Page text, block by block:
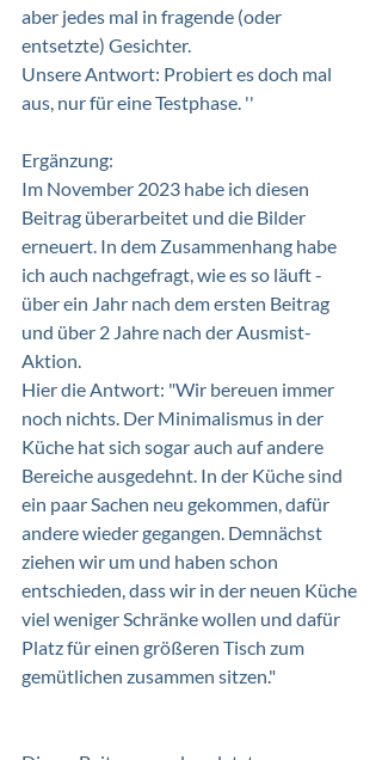
aber jedes mal in fragende (oder
entsetzte) Gesichter.
Unsere Antwort: Probiert es doch mal
aus, nur für eine Testphase. ''
Ergänzung:
Im November 2023 habe ich diesen
Beitrag überarbeitet und die Bilder
erneuert. In dem Zusammenhang habe
ich auch nachgefragt, wie es so läuft -
über ein Jahr nach dem ersten Beitrag
und über 2 Jahre nach der Ausmist-
Aktion.
Hier die Antwort: "Wir bereuen immer
noch nichts. Der Minimalismus in der
Küche hat sich sogar auch auf andere
Bereiche ausgedehnt. In der Küche sind
ein paar Sachen neu gekommen, dafür
andere wieder gegangen. Demnächst
ziehen wir um und haben schon
entschieden, dass wir in der neuen Küche
viel weniger Schränke wollen und dafür
Platz für einen größeren Tisch zum
gemütlichen zusammen sitzen."